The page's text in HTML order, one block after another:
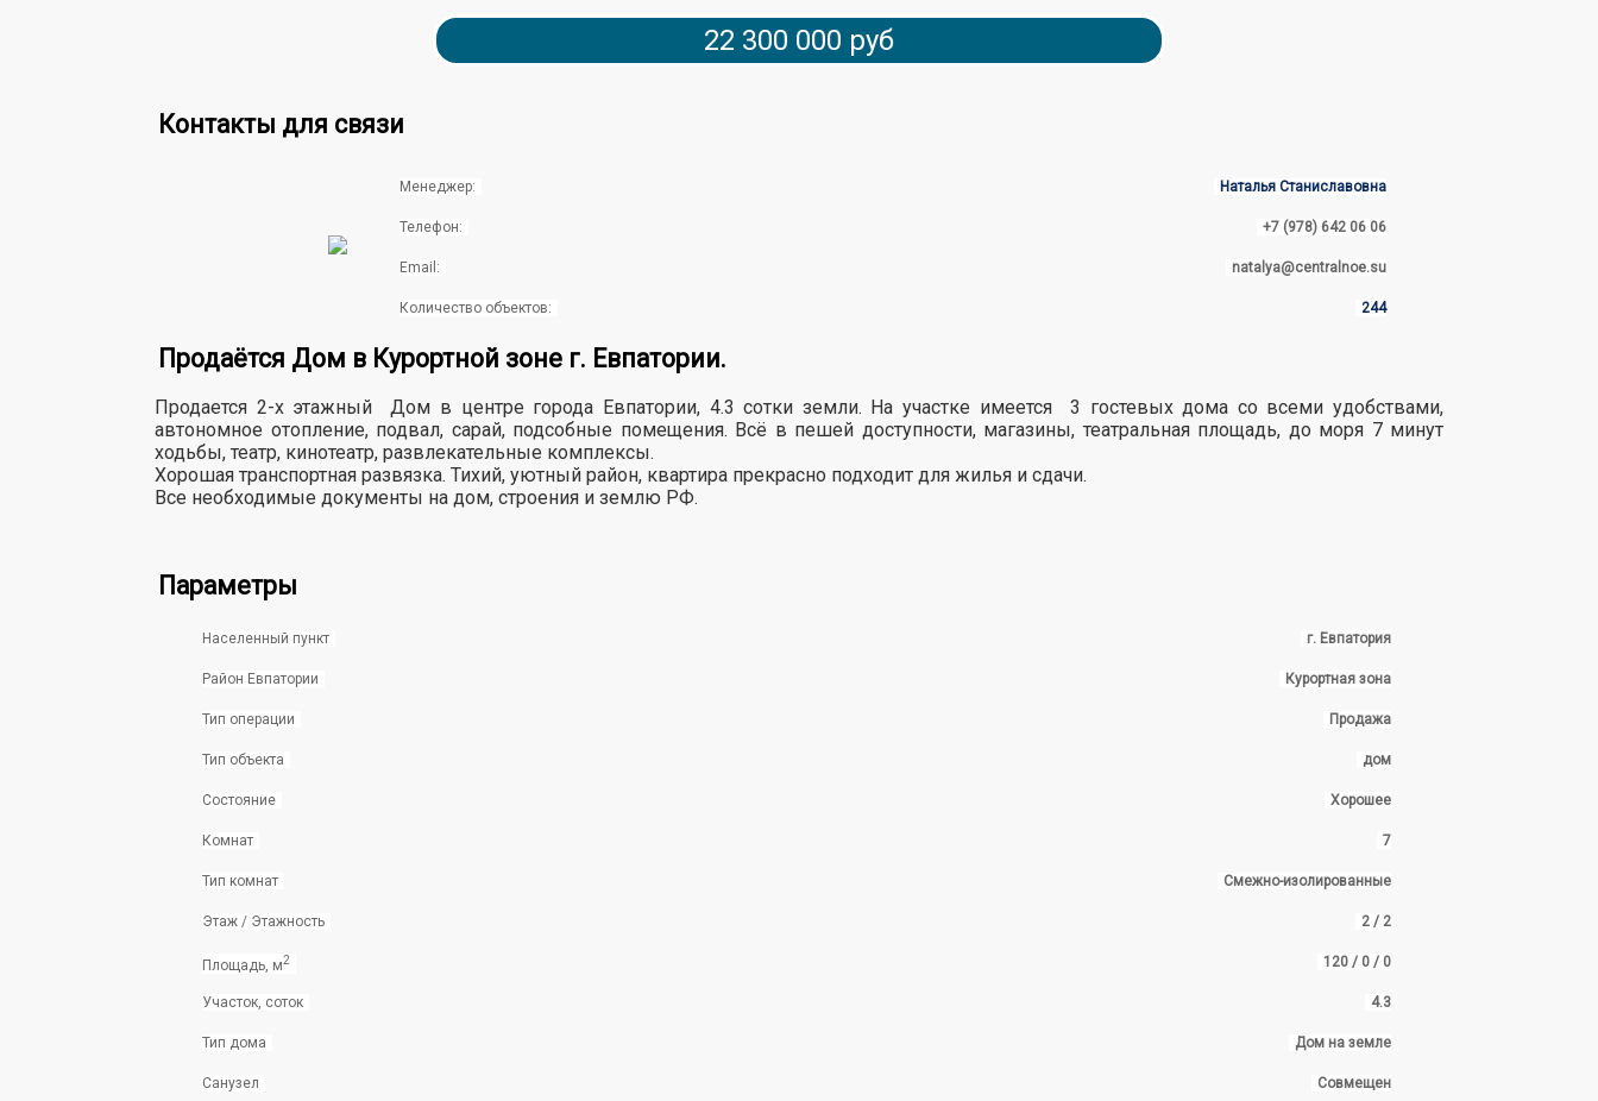
22 300 000 руб
Контакты для связи
Менеджер: Наталья Станиславовна
Телефон: +7 (978) 642 06 06
Email: natalya@centralnoe.su
Количество объектов: 244
Продаётся Дом в Курортной зоне г. Евпатории.
Продается 2-х этажный Дом в центре города Евпатории, 4.3 сотки земли. На участке имеется 3 гостевых дома со всеми удобствами,
автономное отопление, подвал, сарай, подсобные помещения. Всё в пешей доступности, магазины, театральная площадь, до моря 7 минут
ходьбы, театр, кинотеатр, развлекательные комплексы.
Хорошая транспортная развязка. Тихий, уютный район, квартира прекрасно подходит для жилья и сдачи.
Все необходимые документы на дом, строения и землю РФ.
Параметры
Населенный пункт г. Евпатория
Район Евпатории Курортная зона
Тип операции Продажа
Тип объекта дом
Состояние Хорошее
Комнат 7
Тип комнат Смежно-изолированные
Этаж / Этажность 2 / 2
Площадь, м2 120 / 0 / 0
Участок, соток 4.3
Тип дома Дом на земле
Санузел Совмещен